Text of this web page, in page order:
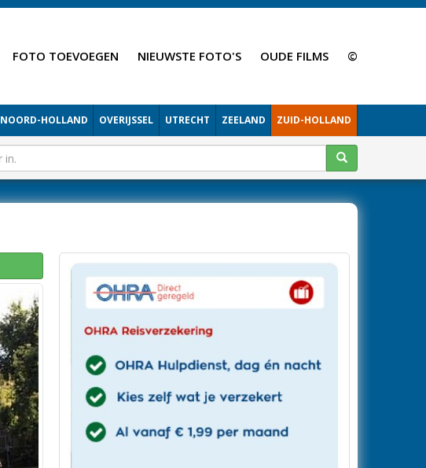
FOTO TOEVOEGEN NIEUWSTE FOTO'S OUDE FILMS ©
NOORD-HOLLAND OVERIJSSEL UTRECHT ZEELAND ZUID-HOLLAND